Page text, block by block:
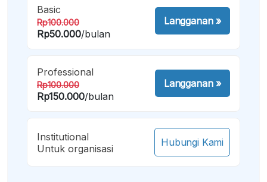
Basic
Rp100.000
Rp50.000/bulan
Langganan»
Professional
Rp100.000
Rp150.000/bulan
Langganan»
Institutional
Untuk organisasi
Hubungi Kami